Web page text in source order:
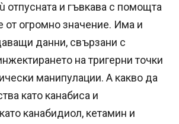
отпусната и гъвкава с помощта
от огромно значение. Има и
данни, свързани с
на тригерни точки
манипулации. А какво да
като канабиса и
канабидиол, кетамин и